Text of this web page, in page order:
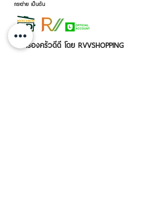
กระต่าย เป็นต้น
เครื่องครัวดีดี โดย RVVSHOPPING